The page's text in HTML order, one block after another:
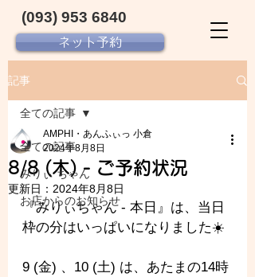
ネット予約
(093) 953 6840‬
記事
全ての記事
みりぃ ちゃん
お店からのお知らせ
全ての記事
8/8 (木) - ご予約状況
AMPHI・あんふぃっ 小倉
2024年8月8日
更新日： 2024年8月8日
『みりぃちゃん - 本日』は、当日
枠の分はいっぱいになりました☀️
9 (金) 、10 (土) は、あたまの14時